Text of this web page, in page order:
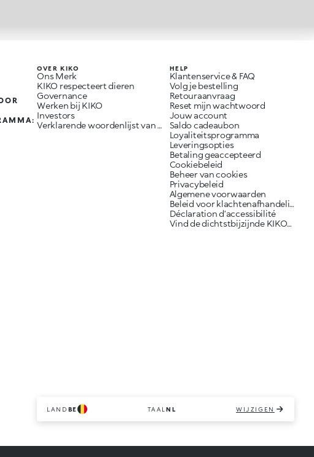
OVER KIKO
Ons Merk
KIKO respecteert dieren
Governance
Werken bij KIKO
Investors
Verklarende woordenlijst van ingrediënten
HELP
Klantenservice & FAQ
Volg je bestelling
Retouraanvraag
Reset mijn wachtwoord
Jouw account
Saldo cadeaubon
Loyaliteitsprogramma
Leveringsopties
Betaling geaccepteerd
Cookiebeleid
Beheer van cookies
Privacybeleid
Algemene voorwaarden
Beleid voor klachtenafhandeling
Déclaration d’accessibilité
Vind de dichtstbijzijnde KIKO-winkel
LAND BE TAALNL WIJZIGEN